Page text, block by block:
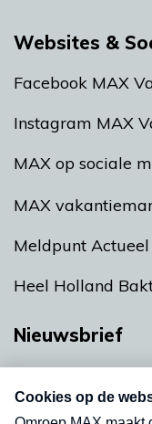
Websites &
Facebook MAX
Instagram MAX
MAX op sociale
MAX
Meldpunt Actueel
Heel Holland
Nieuwsbrief
Neem hier een
nieuwsbrief. Elke
uw mailbox.